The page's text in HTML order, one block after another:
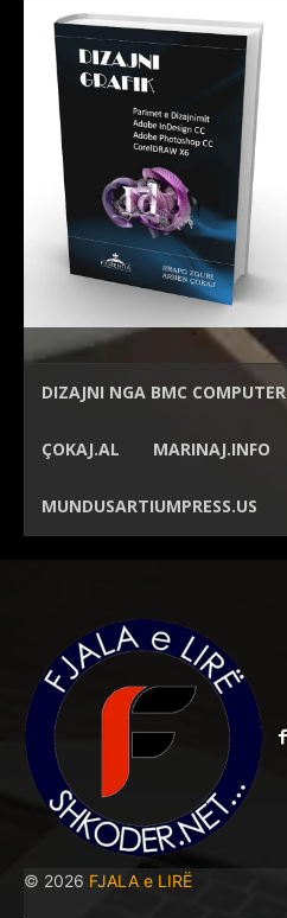
DIZAJNI NGA BMC COMPUTER
ÇOKAJ.AL MARINAJ.INFO
MUNDUSARTIUMPRESS.US
© 2026 FJALA e LIRË